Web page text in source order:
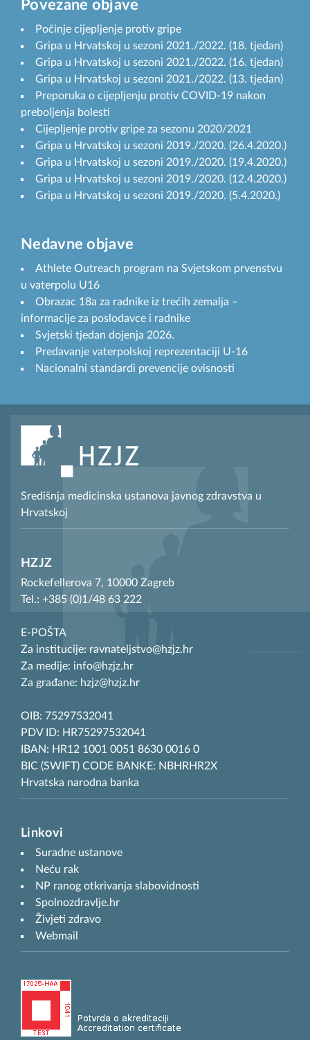
Povezane objave
Počinje cijepljenje protiv gripe
Gripa u Hrvatskoj u sezoni 2021./2022. (18. tjedan)
Gripa u Hrvatskoj u sezoni 2021./2022. (16. tjedan)
Gripa u Hrvatskoj u sezoni 2021./2022. (13. tjedan)
Preporuka o cijepljenju protiv COVID-19 nakon
preboljenja bolesti
Cijepljenje protiv gripe za sezonu 2020/2021
Gripa u Hrvatskoj u sezoni 2019./2020. (26.4.2020.)
Gripa u Hrvatskoj u sezoni 2019./2020. (19.4.2020.)
Gripa u Hrvatskoj u sezoni 2019./2020. (12.4.2020.)
Gripa u Hrvatskoj u sezoni 2019./2020. (5.4.2020.)
Nedavne objave
Athlete Outreach program na Svjetskom prvenstvu
u vaterpolu U16
Obrazac 18a za radnike iz trećih zemalja –
informacije za poslodavce i radnike
Svjetski tjedan dojenja 2026.
Predavanje vaterpolskoj reprezentaciji U-16
Nacionalni standardi prevencije ovisnosti
Središnja medicinska ustanova javnog zdravstva u
Hrvatskoj
HZJZ
Rockefellerova 7, 10000 Zagreb
Tel.: +385 (0)1/48 63 222
E-POŠTA
Za institucije: ravnateljstvo@hzjz.hr
Za medije: info@hzjz.hr
Za građane: hzjz@hzjz.hr
OIB: 75297532041
PDV ID: HR75297532041
IBAN: HR12 1001 0051 8630 0016 0
BIC (SWIFT) CODE BANKE: NBHRHR2X
Hrvatska narodna banka
Linkovi
Suradne ustanove
Neću rak
NP ranog otkrivanja slabovidnosti
Spolnozdravlje.hr
Živjeti zdravo
Webmail